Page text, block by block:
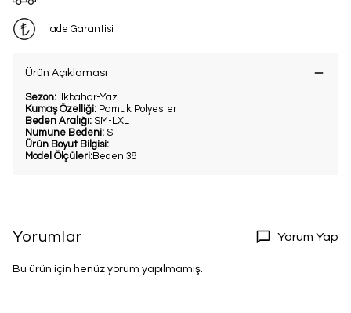
İade Garantisi
Ürün Açıklaması
Sezon: İlkbahar-Yaz
Kumaş Özelliği: Pamuk Polyester
Beden Aralığı: SM-LXL
Numune Bedeni: S
Ürün Boyut Bilgisi:
Model Ölçüleri:Beden:38
Yorumlar Yorum Yap
Bu ürün için henüz yorum yapılmamış.